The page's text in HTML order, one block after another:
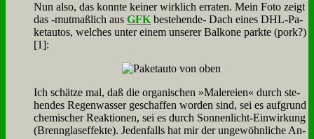
Nun al­so, das konn­te kei­ner wirk­lich er­ra­ten. Mein Fo­to zeigt
das ‑mut­maß­lich aus GFK be­stehen­de- Dach ei­nes DHL-Pa­
ket­au­tos, wel­ches un­ter ei­nem un­se­rer Bal­ko­ne park­te (pork?)
[1]:
Ich schät­ze mal, daß die or­ga­ni­schen »Ma­le­rei­en« durch ste­
hen­des Re­gen­was­ser ge­schaf­fen wor­den sind, sei es auf­grund
che­mi­scher Re­ak­tio­nen, sei es durch Son­nen­licht-Ein­wir­kung
(Brenn­glas­ef­fek­te). Je­den­falls hat mir der un­ge­wöhn­li­che An­